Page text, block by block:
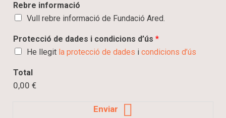
Rebre informació
Vull rebre informació de Fundació Ared.
Protecció de dades i condicions d’ús *
He llegit la protecció de dades i condicions d’ús
Total
0,00 €
Enviar